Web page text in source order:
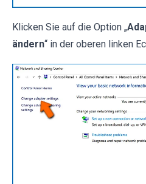
Klicken Sie auf die Option „
ändern“ in der oberen linken